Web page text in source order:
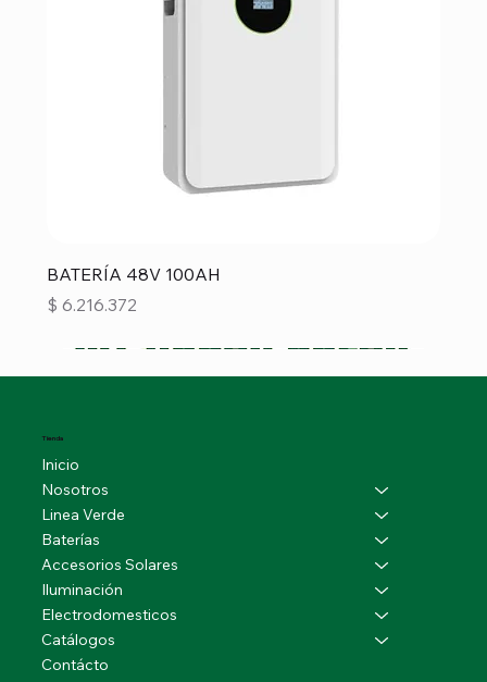
BATERÍA 48V 100AH
Precio
$ 6.216.372
Tienda
Inicio
Nosotros
Linea Verde
Baterías
Accesorios Solares
Iluminación
Electrodomesticos
Catálogos
Contácto